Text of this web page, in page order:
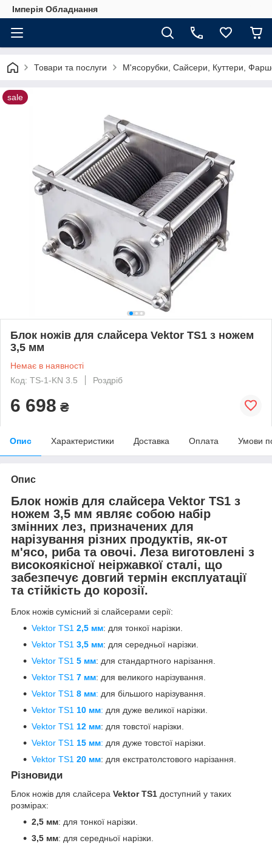
Імперія Обладнання
Товари та послуги М'ясорубки, Сайсери, Куттери,
sale
Блок ножів для слайсера Vektor TS1 з ножем
3,5 мм
Немає в наявності
Код: TS-1-KN 3.5
Роздріб
6 698 ₴
Опис Характеристики Доставка Оплата Умови
Опис
Блок ножів для слайсера Vektor TS1 з
ножем 3,5 мм являє собою набір
змінних лез, призначених для
нарізування різних продуктів, як-от
м'ясо, риба та овочі. Леза виготовлені з
високоякісної неіржавкої сталі, що
забезпечує довгий термін експлуатації
та стійкість до корозії.
Блок ножів сумісний зі слайсерами серії:
Vektor TS1 2,5 мм: для тонкої нарізки.
Vektor TS1 3,5 мм: для середньої нарізки.
Vektor TS1 5 мм: для стандартного нарізання.
Vektor TS1 7 мм: для великого нарізування.
Vektor TS1 8 мм: для більшого нарізування.
Vektor TS1 10 мм: для дуже великої нарізки.
Vektor TS1 12 мм: для товстої нарізки.
Vektor TS1 15 мм: для дуже товстої нарізки.
Vektor TS1 20 мм: для екстратолстового нарізання.
Різновиди
Блок ножів для слайсера Vektor TS1 доступний у таких
розмірах:
2,5 мм: для тонкої нарізки.
3,5 мм: для середньої нарізки.